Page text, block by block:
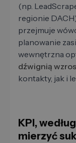
(np.
regionie
przejmuje
planowanie
wewnętrzna
dźwignią
kontakty, jak i
KPI,
mierzyć